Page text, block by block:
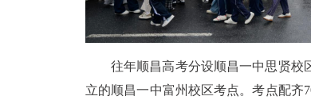
往年顺昌高考分设顺昌一中思贤校
立的顺昌一中富州校区考点。考点配